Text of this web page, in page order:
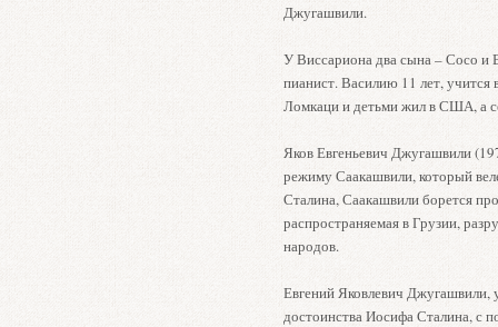
Джугашвили.
У Виссариона два сына – Сосо
пианист. Василию 11 лет,
Ломкаци и детьми жил в США, а
Яков Евгеньевич Джугашвили
режиму Саакашвили, который
Сталина, Саакашвили борется
распространяемая в Грузии,
народов.
Евгений Яковлевич Джугашвили,
достоинства Иосифа Сталина,